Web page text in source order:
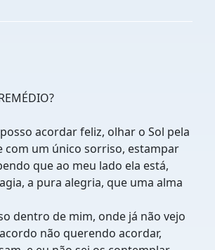
acordar feliz, olhar o Sol pela
com um único sorriso, estampar
que ao meu lado ela está,
a pura alegria, que uma alma
dentro de mim, onde já não vejo
não querendo acordar,